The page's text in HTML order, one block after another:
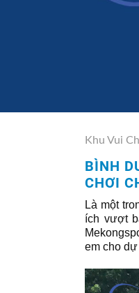
Khu Vui
BÌNH
CHƠI
Là một
ích vượt
em cho dự